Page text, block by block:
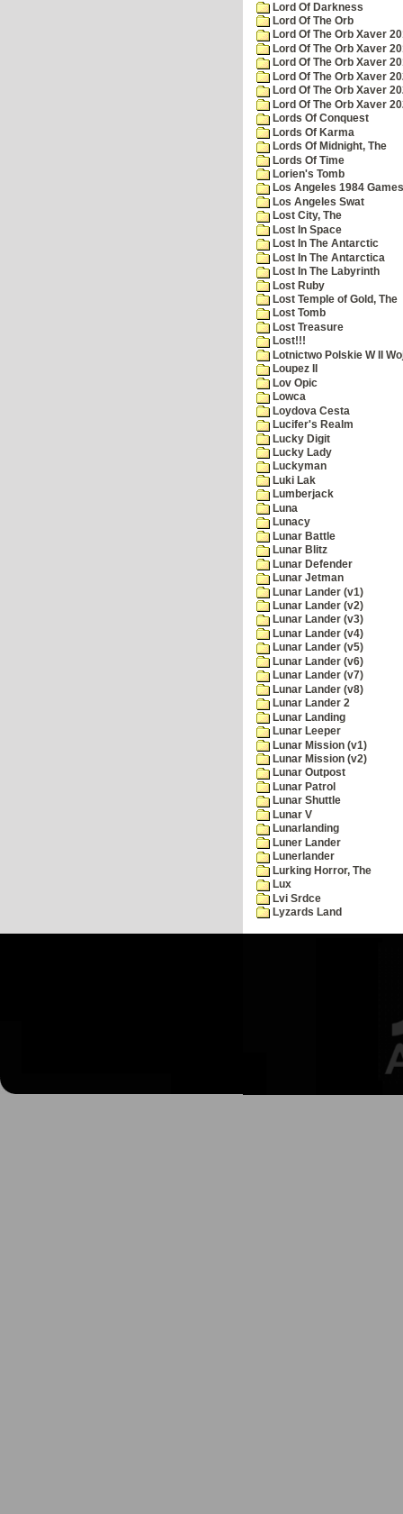
Lord Of Darkness
Lord Of The Orb
Lord Of The Orb Xaver
Lord Of The Orb Xaver
Lord Of The Orb Xaver
Lord Of The Orb Xaver
Lord Of The Orb Xaver
Lord Of The Orb Xaver
Lords Of Conquest
Lords Of Karma
Lords Of Midnight, The
Lords Of Time
Lorien's Tomb
Los Angeles 1984 Games
Los Angeles Swat
Lost City, The
Lost In Space
Lost In The Antarctic
Lost In The Antarctica
Lost In The Labyrinth
Lost Ruby
Lost Temple of Gold, The
Lost Tomb
Lost Treasure
Lost!!!
Lotnictwo Polskie W II
Loupez II
Lov Opic
Lowca
Loydova Cesta
Lucifer's Realm
Lucky Digit
Lucky Lady
Luckyman
Luki Lak
Lumberjack
Luna
Lunacy
Lunar Battle
Lunar Blitz
Lunar Defender
Lunar Jetman
Lunar Lander (v1)
Lunar Lander (v2)
Lunar Lander (v3)
Lunar Lander (v4)
Lunar Lander (v5)
Lunar Lander (v6)
Lunar Lander (v7)
Lunar Lander (v8)
Lunar Lander 2
Lunar Landing
Lunar Leeper
Lunar Mission (v1)
Lunar Mission (v2)
Lunar Outpost
Lunar Patrol
Lunar Shuttle
Lunar V
Lunarlanding
Luner Lander
Lunerlander
Lurking Horror, The
Lux
Lvi Srdce
Lyzards Land